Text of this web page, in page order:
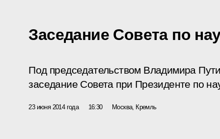
Заседание Совета по
Под председательством Владимира
заседание Совета при Президенте по
23 июня 2014 года 16:30 Москва, Кремль